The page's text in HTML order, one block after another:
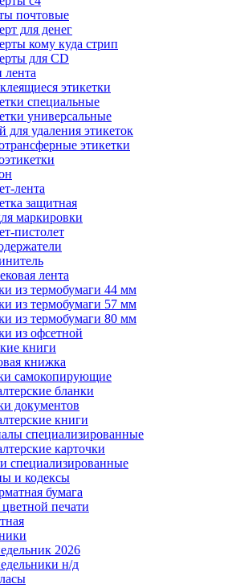
почтовые
для денег
кому куда стрип
для CD
лента
этикетки
специальные
универсальные
для удаления этикеток
этикетки
лента
защитная
маркировки
пистолет
лента
из термобумаги 44 мм
из термобумаги 57 мм
из термобумаги 80 мм
из офсетной
книги
книжка
самокопирующие
бланки
документов
книги
специализированные
карточки
специализированные
и кодексы
бумага
печати
2026
н/д